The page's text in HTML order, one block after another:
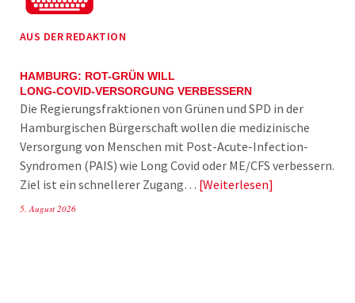
AUS DER REDAKTION
HAMBURG: ROT-GRÜN WILL
LONG-COVID-VERSORGUNG VERBESSERN
Die Regierungsfraktionen von Grünen und SPD in der
Hamburgischen Bürgerschaft wollen die medizinische
Versorgung von Menschen mit Post-Acute-Infection-
Syndromen (PAIS) wie Long Covid oder ME/CFS verbessern.
Ziel ist ein schnellerer Zugang… Weiterlesen
5. August 2026